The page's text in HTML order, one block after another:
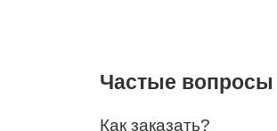
Частые вопросы
Как заказать?